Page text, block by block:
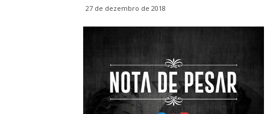
27 de dezembro de 2018